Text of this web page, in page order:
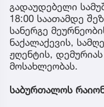
გადაუდებელი
18:00 საათამდე
სანერგე
ნაქალაქევის,
ჟღენტის,
მოსახლეობას.
საბურთალოს